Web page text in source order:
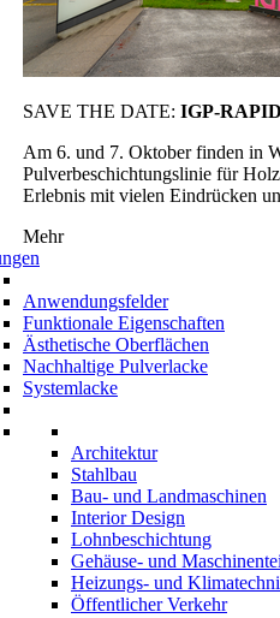
SAVE THE DATE: IGP-
Am 6. und 7. Oktober finden in
Pulverbeschichtungslinie für
Erlebnis mit vielen Eindrücken
Mehr
Anwendungsfelder
Funktionale Eigenschaften
Ästhetische Oberflächen
Nachhaltige Pulverlacke
Systemlacke
Architektur
Stahlbau
Bau- und Landmaschinen
Interior Design
Lohnbeschichtung
Gehäuse- und
Heizungs- und
Öffentlicher Verkehr